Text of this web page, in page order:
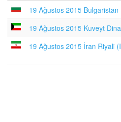
19 Ağustos 2015 Bulgaristan
19 Ağustos 2015 Kuveyt
19 Ağustos 2015 İran Riyali